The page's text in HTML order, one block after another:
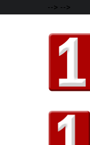
--> -->